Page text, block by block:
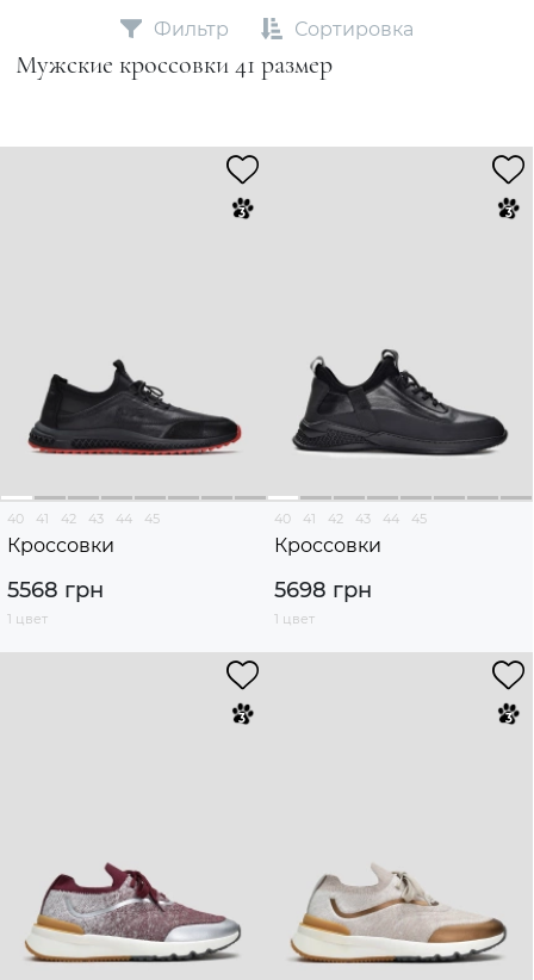
Мужские кроссовки 41 размер
Фильтр Сортировка
40 41 42 43 44 45
Кроссовки
5568 грн
1 цвет
40 41 42 43 44 45
Кроссовки
5698 грн
1 цвет